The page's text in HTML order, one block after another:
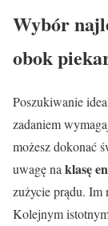
Wybór
obok
Poszukiwanie
zadaniem
możesz dokonać
uwagę na klasę
zużycie prądu. Im
Kolejnym